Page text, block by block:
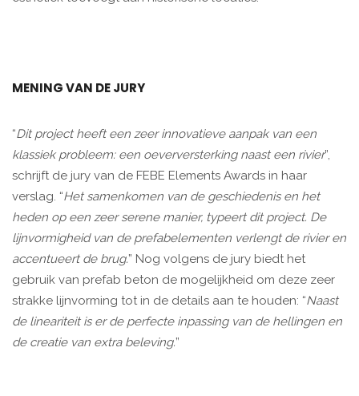
MENING VAN DE JURY
“Dit project heeft een zeer innovatieve aanpak van een
klassiek probleem: een oeverversterking naast een rivier”,
schrijft de jury van de FEBE Elements Awards in haar
verslag. “Het samenkomen van de geschiedenis en het
heden op een zeer serene manier, typeert dit project. De
lijnvormigheid van de prefabelementen verlengt de rivier en
accentueert de brug.” Nog volgens de jury biedt het
gebruik van prefab beton de mogelijkheid om deze zeer
strakke lijnvorming tot in de details aan te houden: “Naast
de lineariteit is er de perfecte inpassing van de hellingen en
de creatie van extra beleving.”